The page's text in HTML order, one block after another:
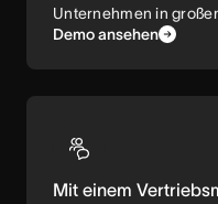
Unternehmen in
Demo ansehen
Mit einem